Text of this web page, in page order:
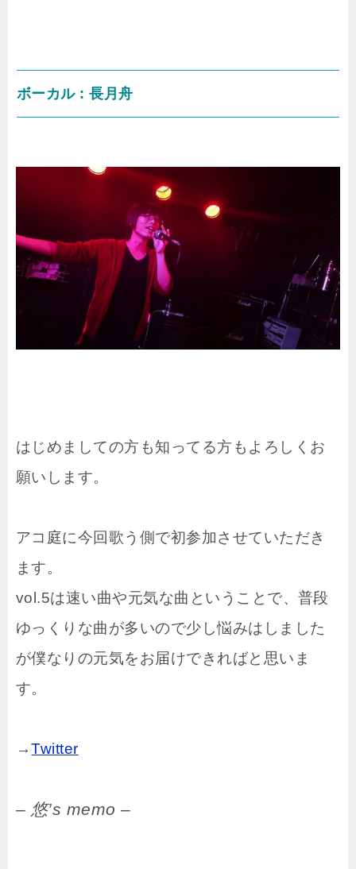
ボーカル : 長月舟
はじめましての方も知ってる方もよろしくお
願いします。
アコ庭に今回歌う側で初参加させていただき
ます。
vol.5は速い曲や元気な曲ということで、普段
ゆっくりな曲が多いので少し悩みはしました
が僕なりの元気をお届けできればと思いま
す。
→Twitter
– 悠’s memo –